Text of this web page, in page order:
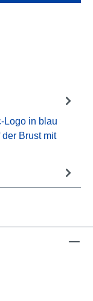
Logo in blau
Brust mit